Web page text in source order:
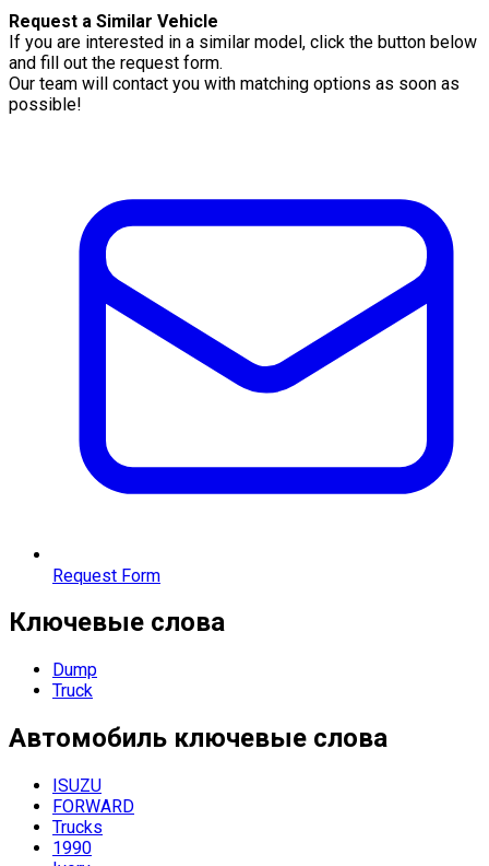
Request a Similar Vehicle
If you are interested in a similar model, click the button below
and fill out the request form.
Our team will contact you with matching options as soon as
possible!
Request Form
Ключевые слова
Dump
Truck
Автомобиль ключевые слова
ISUZU
FORWARD
Trucks
1990